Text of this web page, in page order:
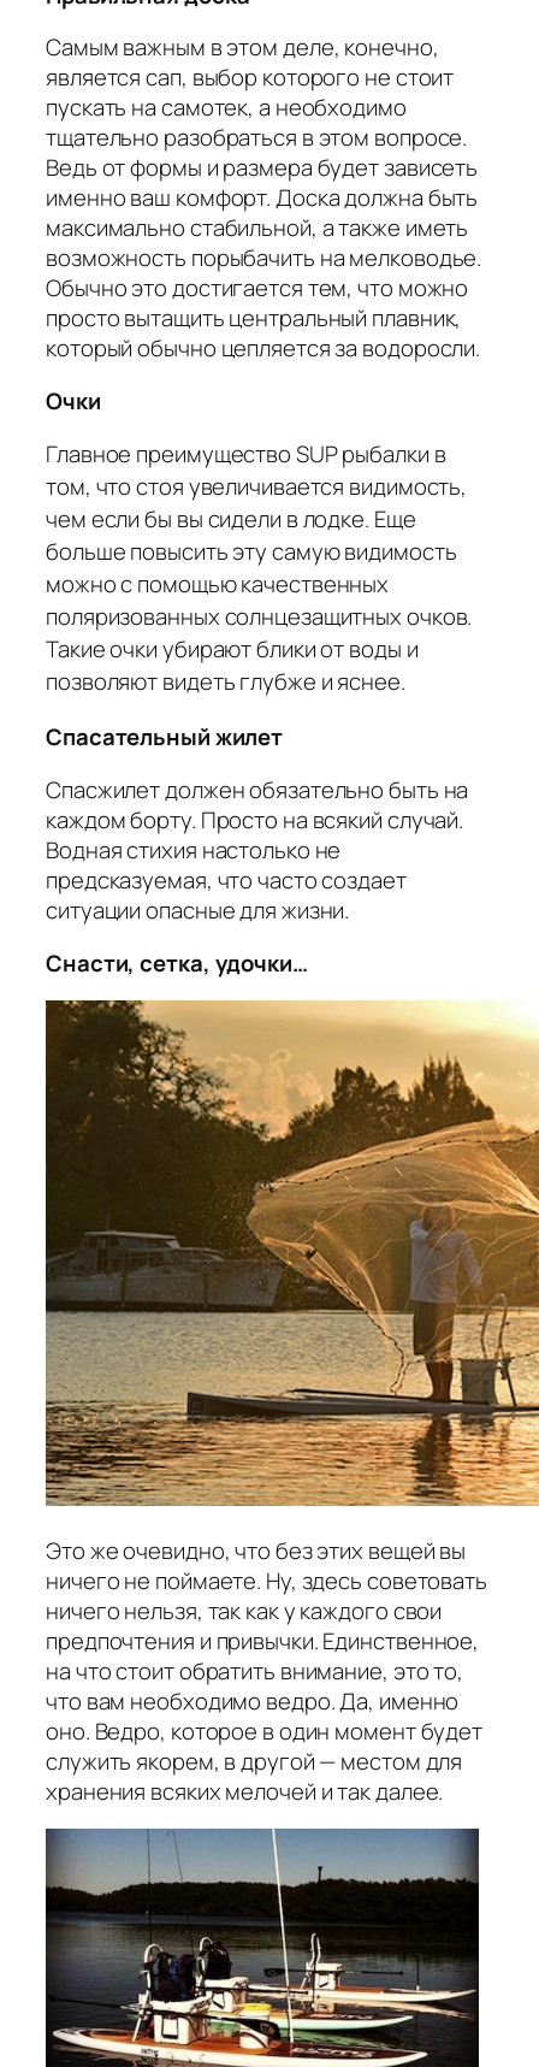
Самым важным в этом деле, конечно,
является сап, выбор которого не стоит
пускать на самотек, а необходимо
тщательно разобраться в этом вопросе.
Ведь от формы и размера будет зависеть
именно ваш комфорт. Доска должна быть
максимально стабильной, а также иметь
возможность порыбачить на мелководье.
Обычно это достигается тем, что можно
просто вытащить центральный плавник,
который обычно цепляется за водоросли.
Очки
Главное преимущество SUP рыбалки в
том, что стоя увеличивается видимость,
чем если бы вы сидели в лодке. Еще
больше повысить эту самую видимость
можно с помощью качественных
поляризованных солнцезащитных очков.
Такие очки убирают блики от воды и
позволяют видеть глубже и яснее.
Спасательный жилет
Спасжилет должен обязательно быть на
каждом борту. Просто на всякий случай.
Водная стихия настолько не
предсказуемая, что часто создает
ситуации опасные для жизни.
Снасти, сетка, удочки…
Это же очевидно, что без этих вещей вы
ничего не поймаете. Ну, здесь советовать
ничего нельзя, так как у каждого свои
предпочтения и привычки. Единственное,
на что стоит обратить внимание, это то,
что вам необходимо ведро. Да, именно
оно. Ведро, которое в один момент будет
служить якорем, в другой — местом для
хранения всяких мелочей и так далее.